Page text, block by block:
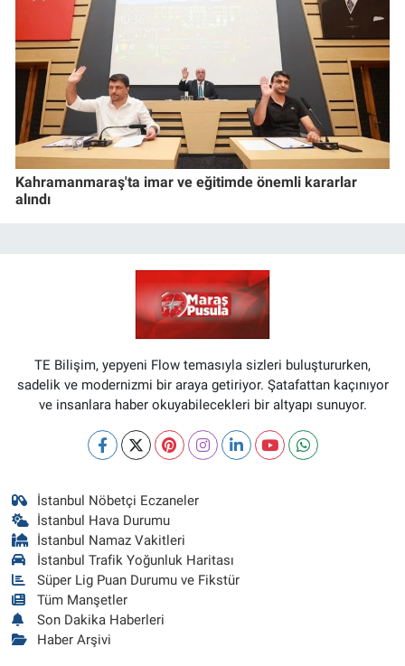
Kahramanmaraş'ta imar ve eğitimde önemli kararlar
alındı
TE Bilişim, yepyeni Flow temasıyla sizleri buluştururken,
sadelik ve modernizmi bir araya getiriyor. Şatafattan kaçınıyor
ve insanlara haber okuyabilecekleri bir altyapı sunuyor.
İstanbul Nöbetçi Eczaneler
İstanbul Hava Durumu
İstanbul Namaz Vakitleri
İstanbul Trafik Yoğunluk Haritası
Süper Lig Puan Durumu ve Fikstür
Tüm Manşetler
Son Dakika Haberleri
Haber Arşivi